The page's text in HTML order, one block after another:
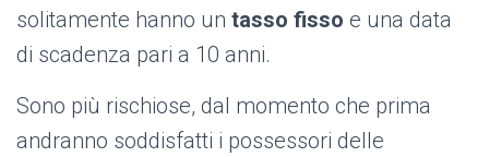
solitamente hanno un tasso fisso e una data
di scadenza pari a 10 anni.
Sono più rischiose, dal momento che prima
andranno soddisfatti i possessori delle